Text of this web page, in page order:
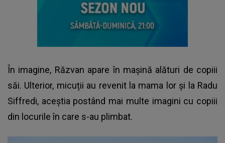
În imagine, Răzvan apare în mașină alături de copiii
săi. Ulterior, micuții au revenit la mama lor și la Radu
Siffredi, aceștia postând mai multe imagini cu copiii
din locurile în care s-au plimbat.